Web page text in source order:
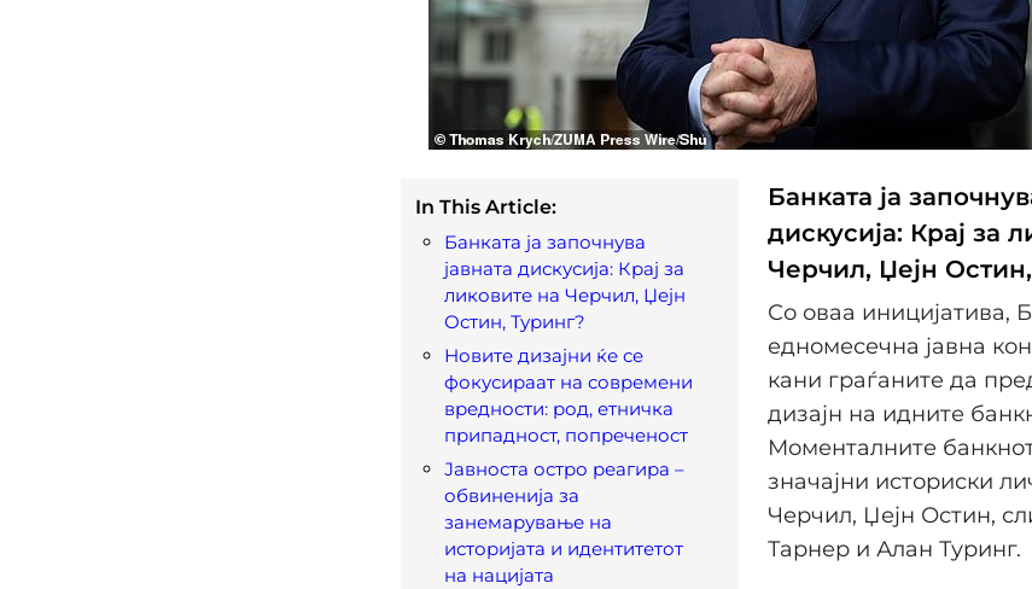
In This Article:
Банката ја започнува
јавната дискусија: Крај за
ликовите на Черчил, Џејн
Остин, Туринг?
Новите дизајни ќе се
фокусираат на современи
вредности: род, етничка
припадност, попреченост
Јавноста остро реагира –
обвиненија за
занемарување на
историјата и идентитетот
на нацијата
Банката ја
дискусија: Крај за
Черчил, Џејн
Со оваа иницијатива,
едномесечна јавна
кани граѓаните да
дизајн на идните
Моменталните
значајни историски
Черчил, Џејн Остин,
Тарнер и Алан Туринг.